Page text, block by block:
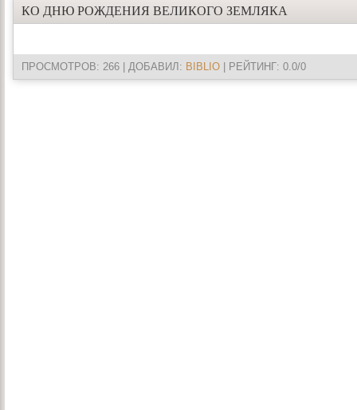
КО ДНЮ РОЖДЕНИЯ ВЕЛИКОГО ЗЕМЛЯКА
ПРОСМОТРОВ: 266 | ДОБАВИЛ: BIBLIO | РЕЙТИНГ: 0.0/0